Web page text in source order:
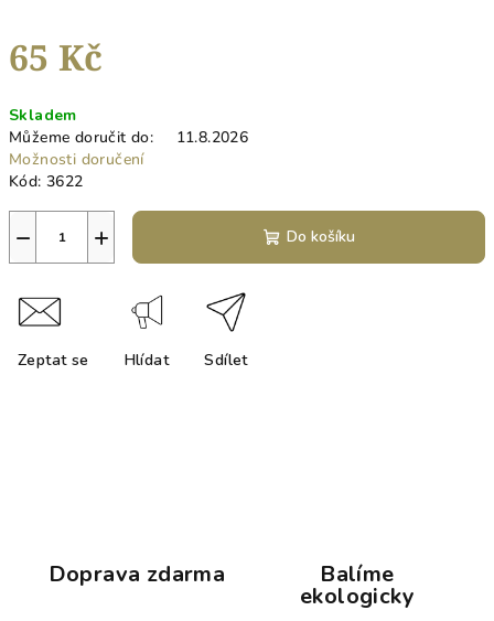
65 Kč
cena:
Skladem
Můžeme doručit do:
11.8.2026
Možnosti doručení
Kód: 3622
+
− Do košíku
Zeptat se Hlídat Sdílet
Doprava zdarma Balíme
ekologicky